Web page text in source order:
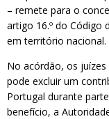
– remete para o
artigo 16.º do Código
em território nacional.
No acórdão, os
pode excluir um
Portugal durante
benefício, a